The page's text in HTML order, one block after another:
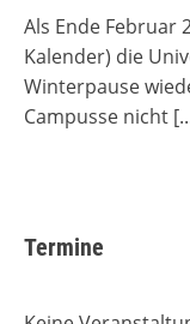
Als Ende Februar
Kalender) die
Winterpause
Campusse nicht
Termine